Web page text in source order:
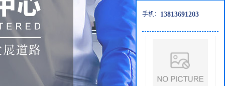
手机： 13813691203